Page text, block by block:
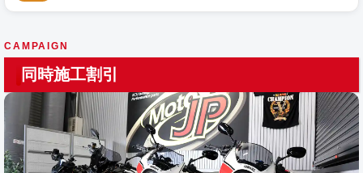
CAMPAIGN
同時施工割引